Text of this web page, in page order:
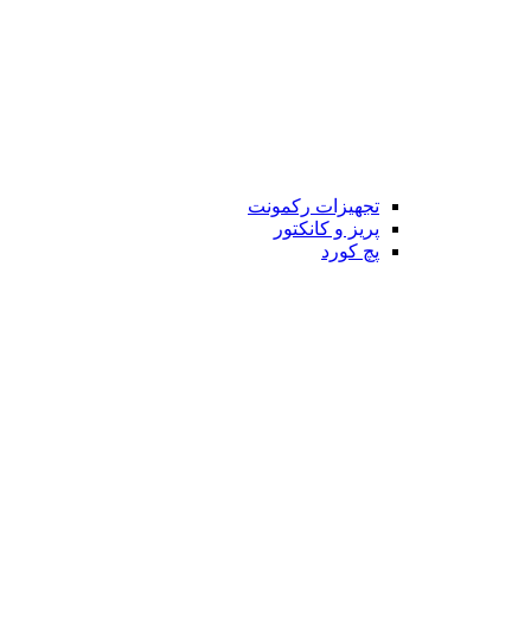
تجهیزات رکمونت
پریز و کانکتور
پچ کورد